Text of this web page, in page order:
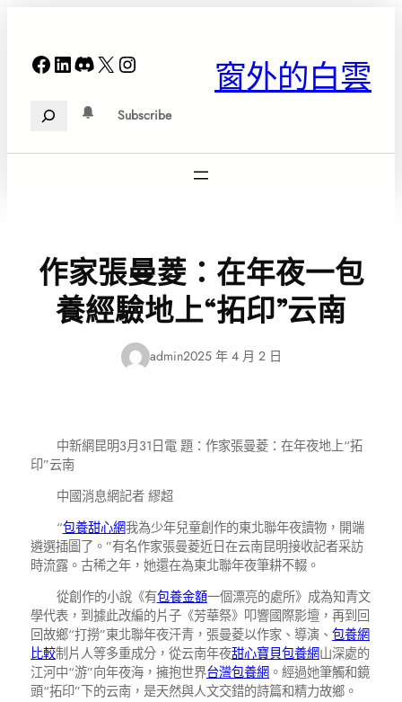
Facebook
LinkedIn
Discord
X Instagram 窗外的白雲
Search Subscribe
作家張曼菱：在年夜一包
養經驗地上“拓印”云南
admin2025 年 4 月 2 日
中新網昆明3月31日電 題：作家張曼菱：在年夜地上“拓
印”云南
中國消息網記者 繆超
“包養甜心網我為少年兒童創作的東北聯年夜讀物，開端
遴選插圖了。”有名作家張曼菱近日在云南昆明接收記者采訪
時流露。古稀之年，她還在為東北聯年夜筆耕不輟。
從創作的小說《有包養金額一個漂亮的處所》成為知青文
學代表，到據此改編的片子《芳華祭》叩響國際影壇，再到回
回故鄉“打撈”東北聯年夜汗青，張曼菱以作家、導演、 包養網
比較制片人等多重成分，從云南年夜甜心寶貝包養網山深處的
江河中“游”向年夜海，擁抱世界台灣包養網 。經過她筆觸和鏡
頭“拓印”下的云南，是天然與人文交錯的詩篇和精力故鄉。